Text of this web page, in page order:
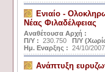
Ενιαίο -
Νέας Φιλαδέλφειας
Αναθέτουσα Αρχή :
Π/Υ : 230.750 Π/Υ
Ημ. Εναρξης : 24/10/2007
Ανάπτυξη